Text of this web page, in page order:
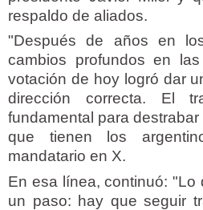
respaldo de aliados.
"Después de años en
cambios profundos en
votación de hoy logró dar
dirección correcta. El
fundamental para
que tienen los
mandatario en X.
En esa línea, continuó:
un paso: hay que seguir